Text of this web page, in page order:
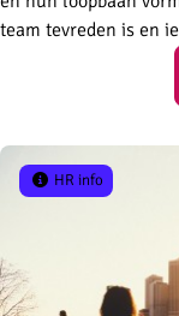
team tevreden is en
HR info